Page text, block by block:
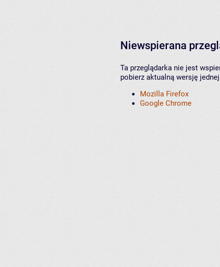
Niewspierana
Ta przeglądarka nie jest
pobierz aktualną wersję
Mozilla Firefox
Google Chrome